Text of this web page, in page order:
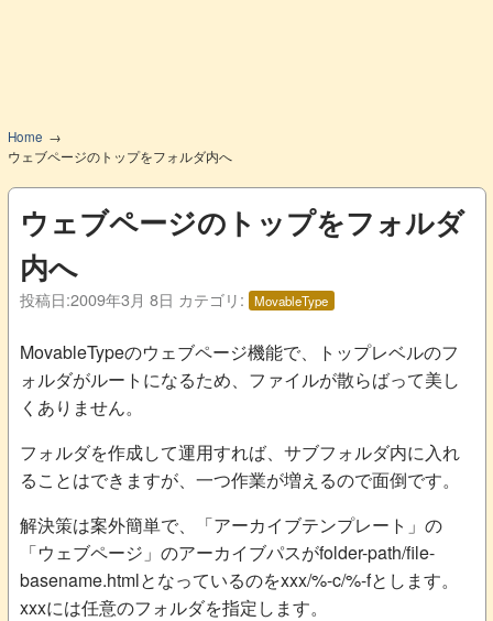
Home
ウェブページのトップをフォルダ内へ
ウェブページのトップをフォルダ
内へ
投稿日:2009年3月 8日 カテゴリ: MovableType
MovableTypeのウェブページ機能で、トップレベルのフ
ォルダがルートになるため、ファイルが散らばって美し
くありません。
フォルダを作成して運用すれば、サブフォルダ内に入れ
ることはできますが、一つ作業が増えるので面倒です。
解決策は案外簡単で、「アーカイブテンプレート」の
「ウェブページ」のアーカイブパスがfolder-path/file-
basename.htmlとなっているのをxxx/%-c/%-fとします。
xxxには任意のフォルダを指定します。